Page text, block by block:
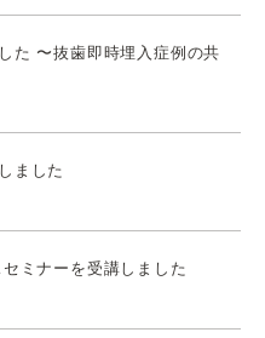
た 〜抜歯即時埋入症例の共
ました
ミナーを受講しました